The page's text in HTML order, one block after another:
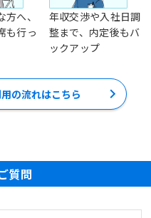
へ、
も行っ
年収交渉や入社日調
整まで、内定後もバ
ックアップ
の流れはこちら
質問